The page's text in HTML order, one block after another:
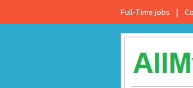
Full-Time jobs